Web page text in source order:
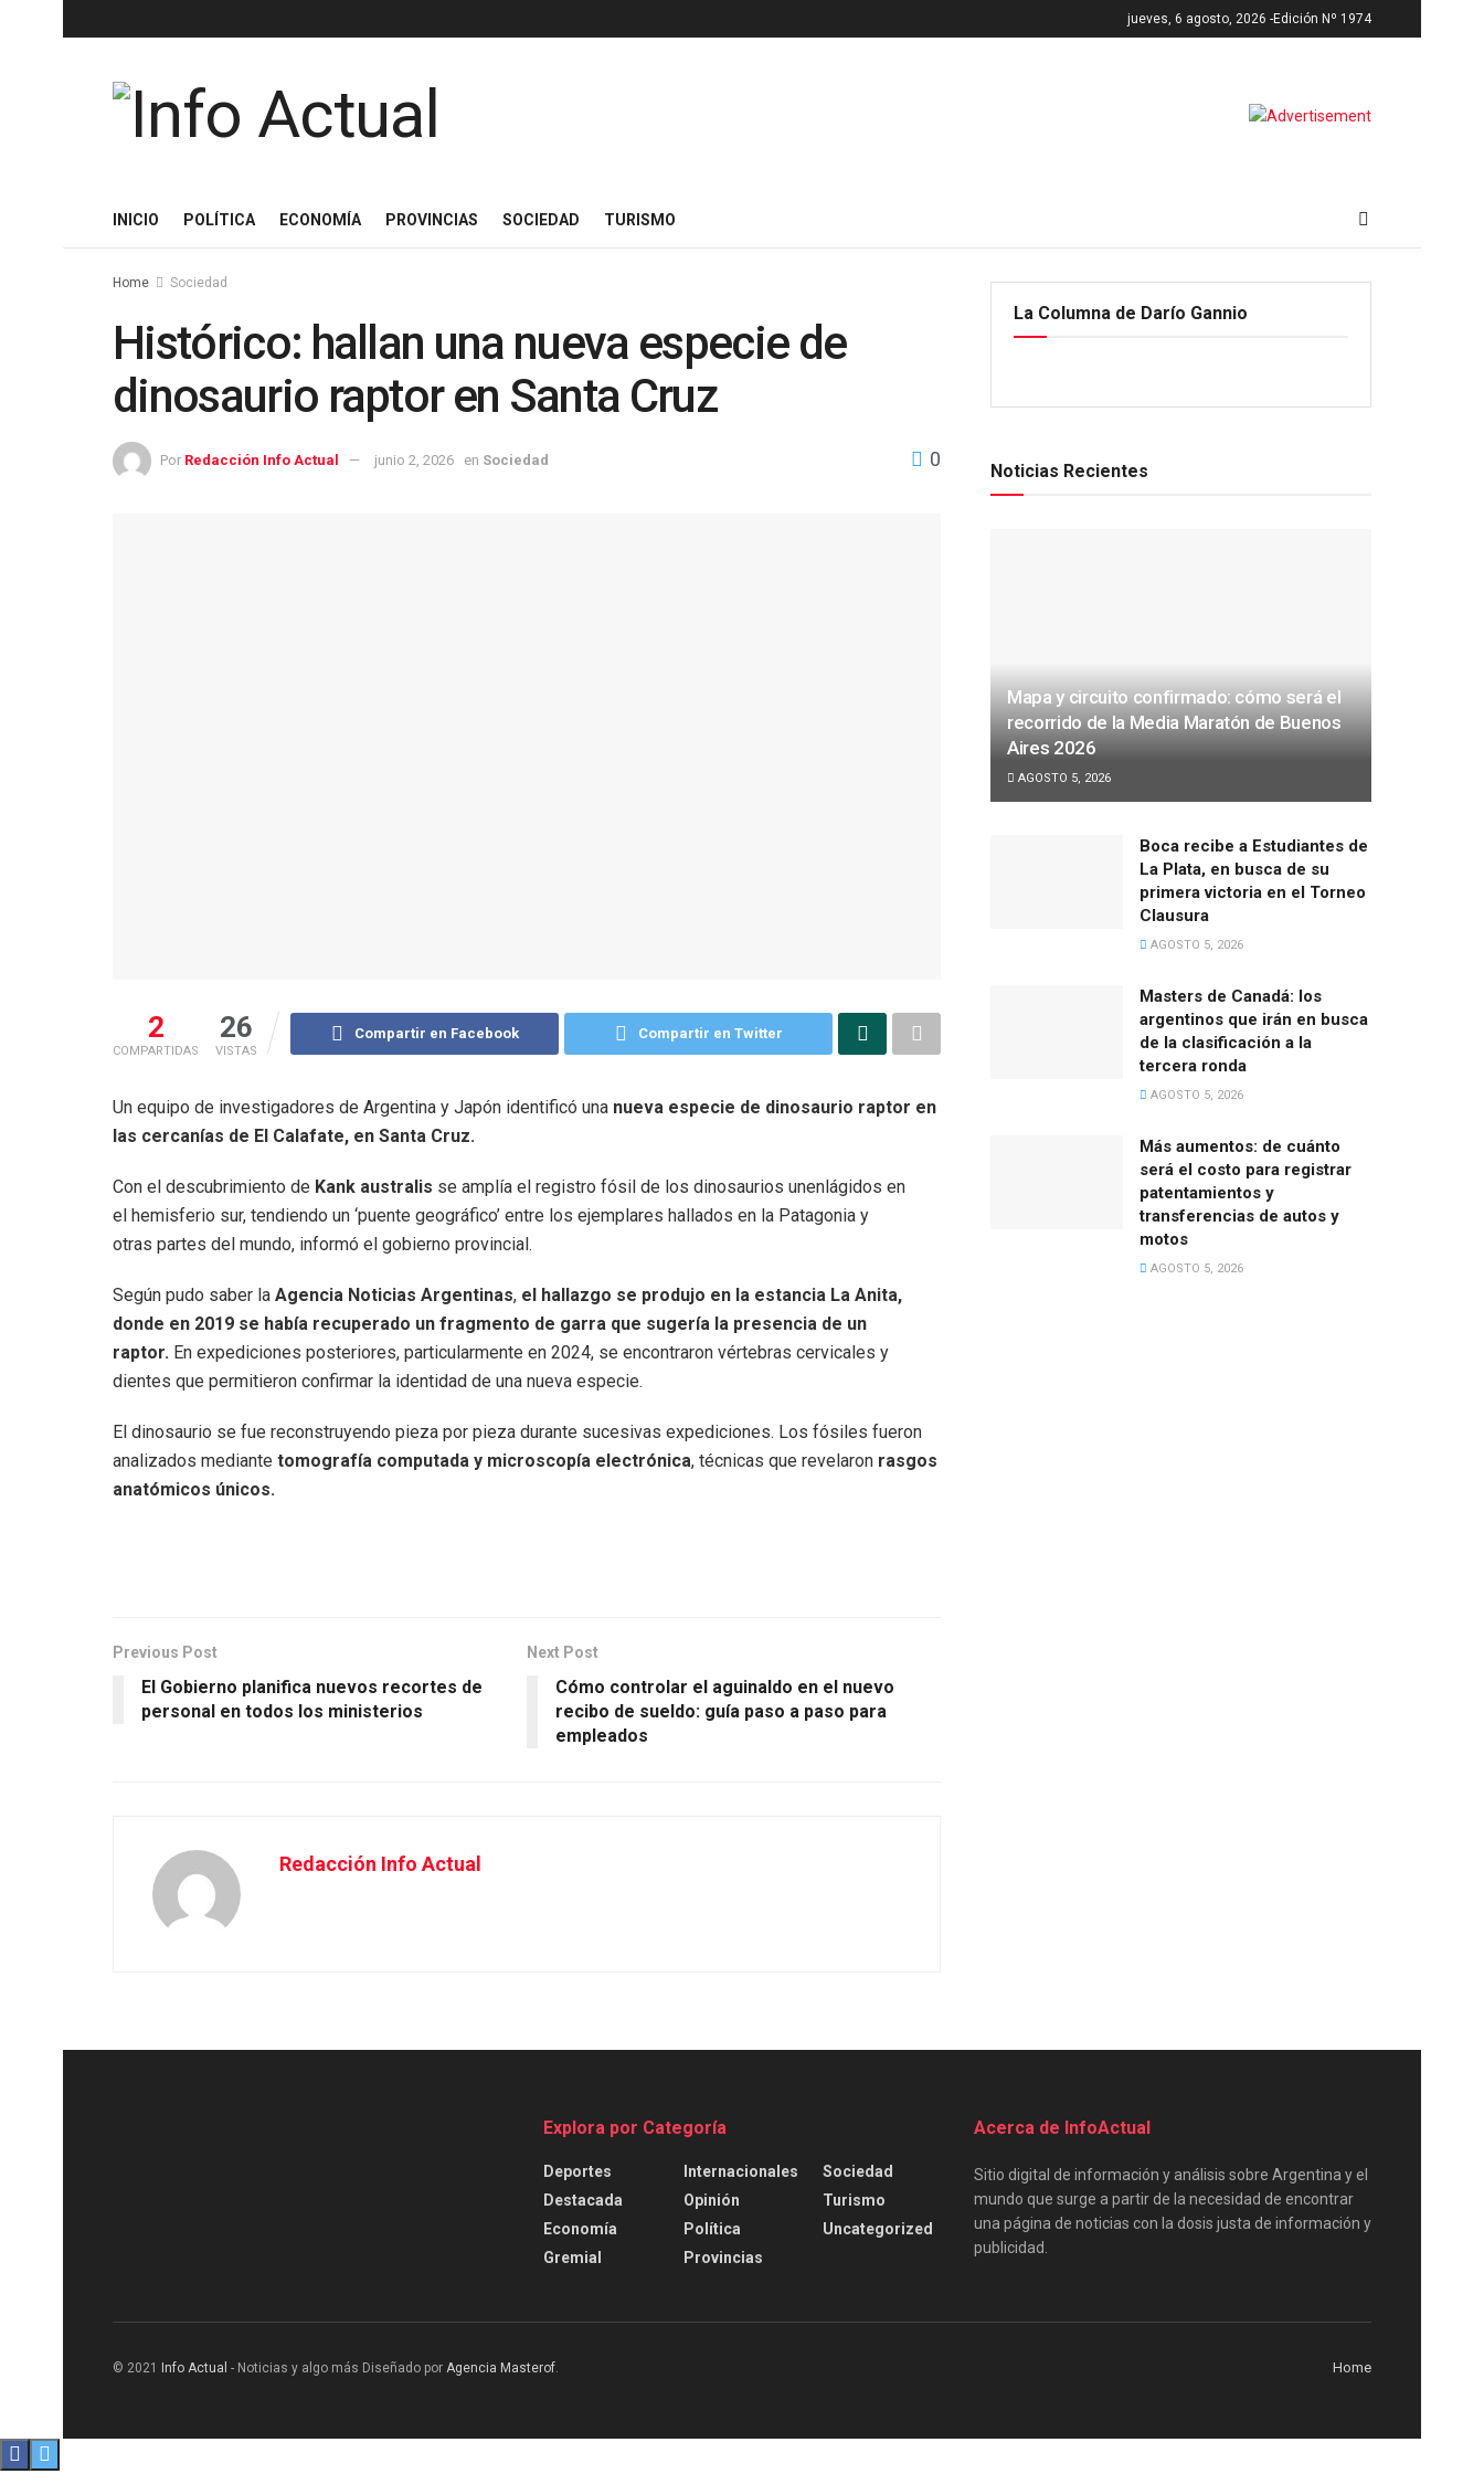
jueves, 6 agosto, 2026 -Edición Nº 1974
INICIO POLÍTICA ECONOMÍA PROVINCIAS SOCIEDAD TURISMO
Home Sociedad
Histórico: hallan una nueva especie de
dinosaurio raptor en Santa Cruz
Por Redacción Info Actual junio 2, 2026 en Sociedad 0
2
COMPARTIDAS
26
VISTAS
Compartir en Facebook Compartir en Twitter
Un equipo de investigadores de Argentina y Japón identificó una nueva especie de dinosaurio raptor en
las cercanías de El Calafate, en Santa Cruz.
Con el descubrimiento de Kank australis se amplía el registro fósil de los dinosaurios unenlágidos en
el hemisferio sur, tendiendo un ‘puente geográfico’ entre los ejemplares hallados en la Patagonia y
otras partes del mundo, informó el gobierno provincial.
Según pudo saber la Agencia Noticias Argentinas, el hallazgo se produjo en la estancia La Anita,
donde en 2019 se había recuperado un fragmento de garra que sugería la presencia de un
raptor. En expediciones posteriores, particularmente en 2024, se encontraron vértebras cervicales y
dientes que permitieron confirmar la identidad de una nueva especie.
El dinosaurio se fue reconstruyendo pieza por pieza durante sucesivas expediciones. Los fósiles fueron
analizados mediante tomografía computada y microscopía electrónica, técnicas que revelaron rasgos
anatómicos únicos.
Previous Post
El Gobierno planifica nuevos recortes de
personal en todos los ministerios
Next Post
Cómo controlar el aguinaldo en el nuevo
recibo de sueldo: guía paso a paso para
empleados
Redacción Info Actual
La Columna de Darío Gannio
Noticias Recientes
Mapa y circuito confirmado: cómo será el
recorrido de la Media Maratón de Buenos
Aires 2026
AGOSTO 5, 2026
Boca recibe a Estudiantes de
La Plata, en busca de su
primera victoria en el Torneo
Clausura
AGOSTO 5, 2026
Masters de Canadá: los
argentinos que irán en busca
de la clasificación a la
tercera ronda
AGOSTO 5, 2026
Más aumentos: de cuánto
será el costo para registrar
patentamientos y
transferencias de autos y
motos
AGOSTO 5, 2026
Explora por Categoría
Deportes
Destacada
Economía
Gremial
Internacionales
Opinión
Política
Provincias
Sociedad
Turismo
Uncategorized
Acerca de InfoActual
Sitio digital de información y análisis sobre Argentina y el
mundo que surge a partir de la necesidad de encontrar
una página de noticias con la dosis justa de información y
publicidad.
Home
© 2021 Info Actual - Noticias y algo más Diseñado por Agencia Masterof